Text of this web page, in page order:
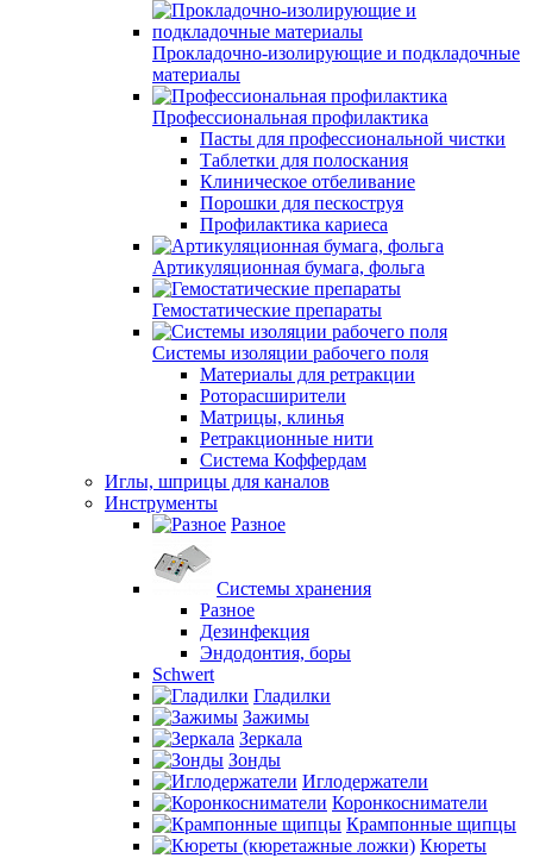
Прокладочно-изолирующие и подкладочные
материалы
Профессиональная профилактика
Пасты для профессиональной чистки
Таблетки для полоскания
Клиническое отбеливание
Порошки для пескоструя
Профилактика кариеса
Артикуляционная бумага, фольга
Гемостатические препараты
Системы изоляции рабочего поля
Материалы для ретракции
Роторасширители
Матрицы, клинья
Ретракционные нити
Система Коффердам
Иглы, шприцы для каналов
Инструменты
Разное
Системы хранения
Разное
Дезинфекция
Эндодонтия, боры
Schwert
Гладилки
Зажимы
Зеркала
Зонды
Иглодержатели
Коронкосниматели
Крампонные щипцы
Кюреты